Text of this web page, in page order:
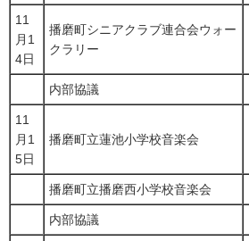
11
月1
4日
播磨町シニアクラブ連合会ウォー
クラリー
内部協議
11
月1
5日
播磨町立蓮池小学校音楽会
播磨町立播磨西小学校音楽会
内部協議